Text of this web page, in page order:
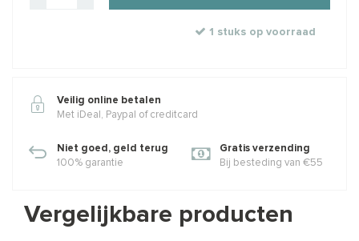
1 stuks op voorraad
Veilig online betalen
Met iDeal, Paypal of creditcard
Niet goed, geld terug
100% garantie
Gratis verzending
Bij besteding van €55
Vergelijkbare producten